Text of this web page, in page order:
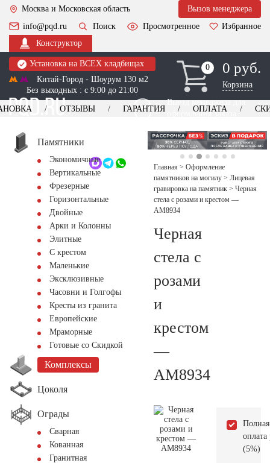
Москва и Московская область
Вызов менеджера
info@pqd.ru
Поиск Просмотренное
Избранное
Конструктор
Установка на ВСЕХ кладбищах
Китай-Город - Шоурум 130 м2
Без выходных : с 9:00 до 21:00
0
0 0 руб.
Корзина
Выезд менеджера для
оформления заказа
+7 (495) 518-44-23
Обратный звонок
ОТЗЫВЫ ГАРАНТИЯ ОПЛАТА
Памятники
Экономичные
Вертикальные
Фрезерные
Горизонтальные
Двойные
Арки и Колонны
Элитные
С крестом
Маленькие
Эксклюзивные
Часовни и Голгофы
Кресты из гранита
Европейские
Мраморные
Готовые со Скидкой
Комплексы
Цоколя
Ограды
Сварная
Кованная
Гранитная
Главная > Оформление
памятников на могилу > Лицевая
гравировка на памятник > Черная
стела с розами и крестом —
AM8934
Черная
стела с
розами
и
крестом
—
AM8934
Полная
оплата
(5%)